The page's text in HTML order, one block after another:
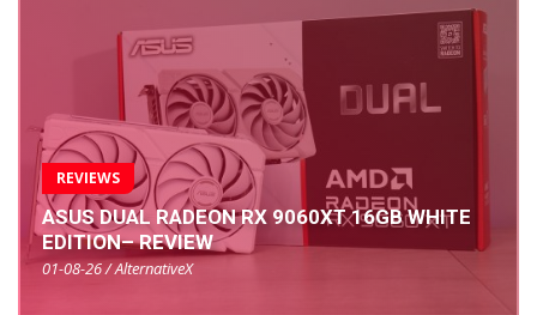
REVIEWS
ASUS DUAL RADEON RX 9060XT 16GB WHITE
EDITION– REVIEW
01-08-26 / AlternativeX